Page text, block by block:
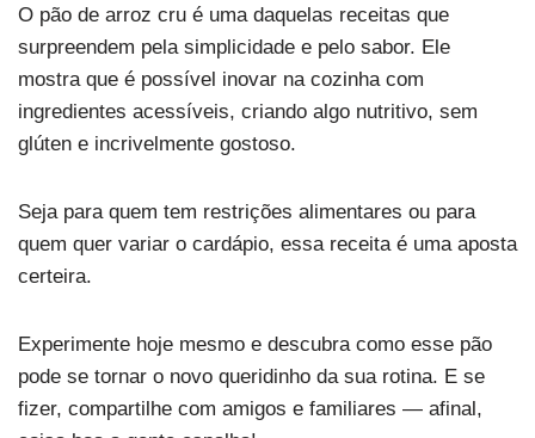
O pão de arroz cru é uma daquelas receitas que
surpreendem pela simplicidade e pelo sabor. Ele
mostra que é possível inovar na cozinha com
ingredientes acessíveis, criando algo nutritivo, sem
glúten e incrivelmente gostoso.
Seja para quem tem restrições alimentares ou para
quem quer variar o cardápio, essa receita é uma aposta
certeira.
Experimente hoje mesmo e descubra como esse pão
pode se tornar o novo queridinho da sua rotina. E se
fizer, compartilhe com amigos e familiares — afinal,